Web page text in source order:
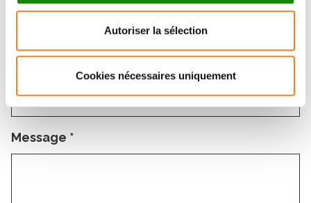
Autoriser la sélection
Cookies nécessaires uniquement
Subject*
Message *